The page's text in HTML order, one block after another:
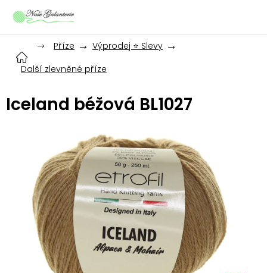
Příze
Výprodej ⭐ Slevy
Další zlevněné příze
Iceland béžová BL1027